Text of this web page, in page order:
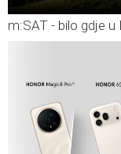
m:SAT - bilo gdje u